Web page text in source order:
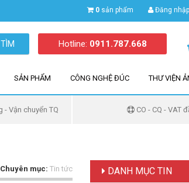
0 sản phẩm Đăng nhập
TÌM Hotline: 0911.787.668
SẢN PHẨM CÔNG NGHỆ ĐÚC THƯ VIỆN
- Vận chuyển TQ CO - CQ - VAT
mục: Tin tức DANH MỤC TIN